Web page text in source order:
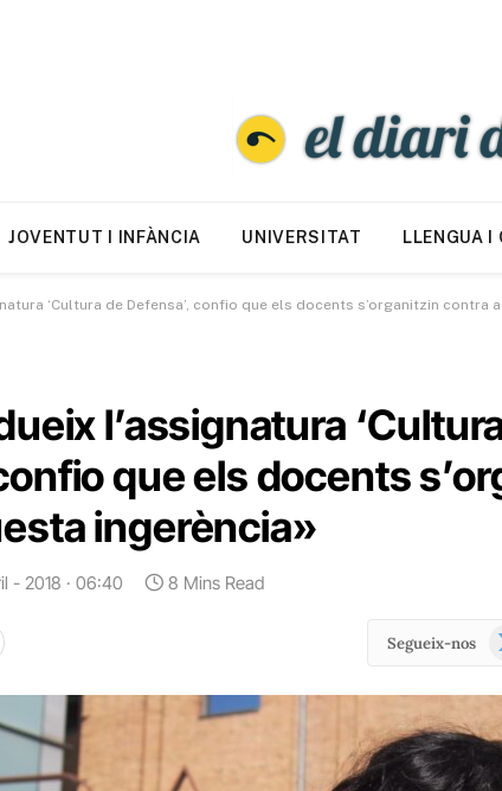
JOVENTUT I INFÀNCIA UNIVERSITAT LLENGUA I
‘Cultura de Defensa’, confio que els docents s’organitzin contra
l’assignatura
que els docents
ingerència»
- 2018 · 06:40 8 Mins Read
Segueix-nos
X